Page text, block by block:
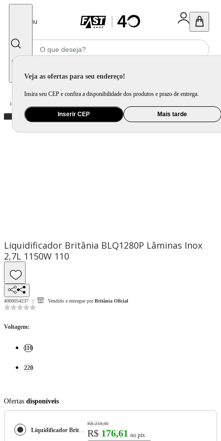
Menu
Veja as ofertas para seu endereço!
Insira seu CEP e confira a disponibilidade dos produtos e prazo de entrega.
Inserir CEP Mais tarde
Home
Liquidificador Britânia BLQ1280P Lâminas Inox
2,7L 1150W 110
4000054237 Vendido e entregue por Britânia Oficial
Voltagem:
110
220
Ofertas disponíveis
Liquidificador Britânia BLQ1280P Lâminas Inox 2,7L 1150W
R$ 219,90
R$ 176,61 no pix